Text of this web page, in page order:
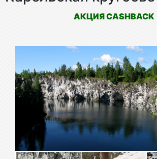
АКЦИЯ CASHBACK